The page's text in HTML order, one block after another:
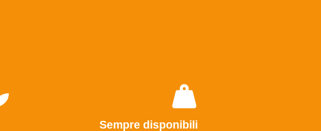
Sempre disponibili